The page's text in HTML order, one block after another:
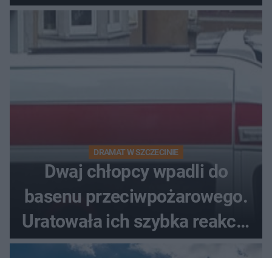
DRAMAT W SZCZECINIE
Dwaj chłopcy wpadli do
basenu przeciwpożarowego.
Uratowała ich szybka reakcja
świadków